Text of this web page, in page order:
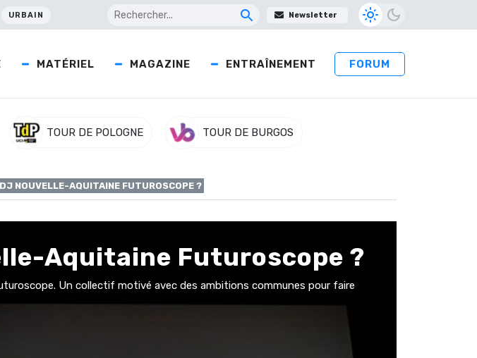
URBAIN Newsletter
MATÉRIEL MAGAZINE ENTRAÎNEMENT FORUM
TOUR DE POLOGNE TOUR DE BURGOS
NOUVELLE-AQUITAINE FUTUROSCOPE ?
Aquitaine Futuroscope ?
Un collectif motivé avec des ambitions communes pour faire